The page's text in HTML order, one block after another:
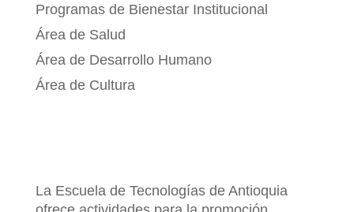
Programas de Bienestar Institucional
Área de Salud
Área de Desarrollo Humano
Área de Cultura
La Escuela de Tecnologías de Antioquia